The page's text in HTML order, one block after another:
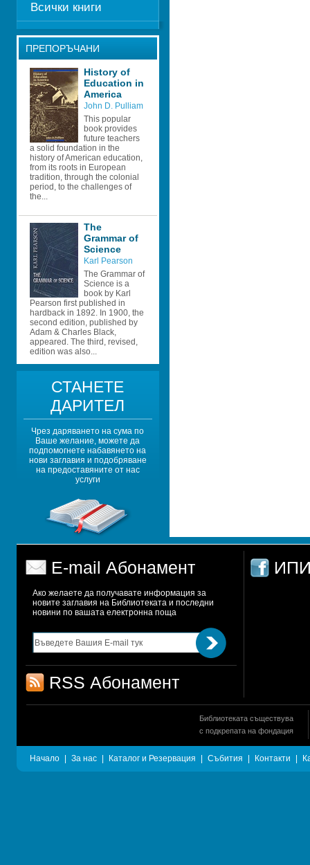
Всички книги
ПРЕПОРЪЧАНИ
History of
Education in
America
John D. Pulliam
This popular
book provides
future teachers
a solid foundation in the
history of American education,
from its roots in European
tradition, through the colonial
period, to the challenges of
the...
The
Grammar of
Science
Karl Pearson
The Grammar of
Science is a
book by Karl
Pearson first published in
hardback in 1892. In 1900, the
second edition, published by
Adam & Charles Black,
appeared. The third, revised,
edition was also...
СТАНЕТЕ
ДАРИТЕЛ
Чрез даряването на сума по
Ваше желание, можете да
подпомогнете набавянето на
нови заглавия и подобряване
на предоставяните от нас
услуги
E-mail Абонамент
Ако желаете да получавате информация за
новите заглавия на Библиотеката и последни
новини по вашата електронна поща
RSS Абонамент
ИПИ
Библиотеката съществува
с подкрепата на фондация
Начало За нас Каталог и Резервация Събития Контакти